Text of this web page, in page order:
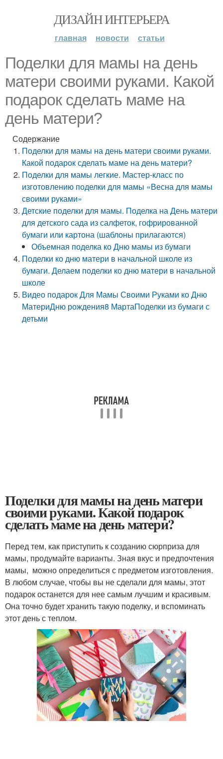
ДИЗАЙН ИНТЕРЬЕРА
главная новости статьи
Поделки для мамы на день
матери своими руками. Какой
подарок сделать маме на
день матери?
Содержание
Поделки для мамы на день матери своими руками.
Какой подарок сделать маме на день матери?
Поделки для мамы легкие. Мастер-класс по
изготовлению поделки для мамы «Весна для мамы
своими руками»
Детские поделки для мамы. Поделка на День матери
для детского сада из салфеток, гофрированной
бумаги или картона (шаблоны прилагаются)
Объемная поделка ко Дню мамы из бумаги
Поделки ко дню матери в начальной школе из
бумаги. Делаем поделки ко дню матери в начальной
школе
Видео подарок Для Мамы Своими Руками ко Дню
МатериДню рождения8 МартаПоделки из бумаги с
детьми
Поделки для мамы на день матери
своими руками. Какой подарок
сделать маме на день матери?
Перед тем, как приступить к созданию сюрприза для
мамы, продумайте варианты. Зная вкус и предпочтения
мамы, можно определиться с предметом изготовления.
В любом случае, чтобы вы не сделали для мамы, этот
подарок останется для нее самым лучшим и красивым.
Она точно будет хранить такую поделку, и вспоминать
этот день с теплом.